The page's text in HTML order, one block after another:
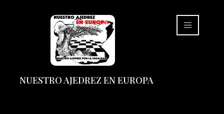
NUESTRO AJEDREZ EN EUROPA